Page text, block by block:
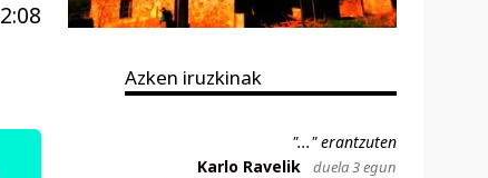
Azken iruzkinak
"..." erantzuten
Karlo Ravelik
duela 3 egun